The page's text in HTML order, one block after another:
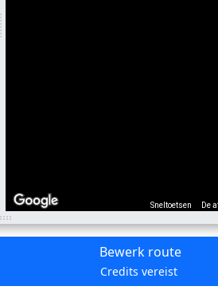
Sneltoetsen De
Bewerk route
Credits vereist